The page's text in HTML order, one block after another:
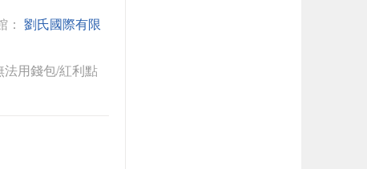
劉氏國際有限
用錢包/紅利點